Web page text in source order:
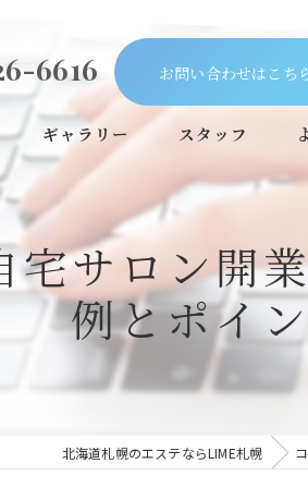
6616 お問い合わせはこち
ギャラリー スタッフ
サロン開
例とポイ
北海道札幌のエステならLIME札幌